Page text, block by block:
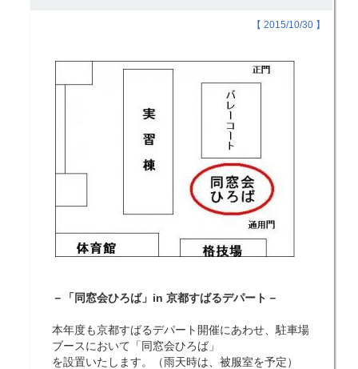
【 2015/10/30 】
－「同窓会ひろば」in 京都すばるデパート－
本年度も京都すばるデパート開催にあわせ、駐車場
ブースにおいて「同窓会ひろば」
を設置いたします。（雨天時は、被服室を予定）